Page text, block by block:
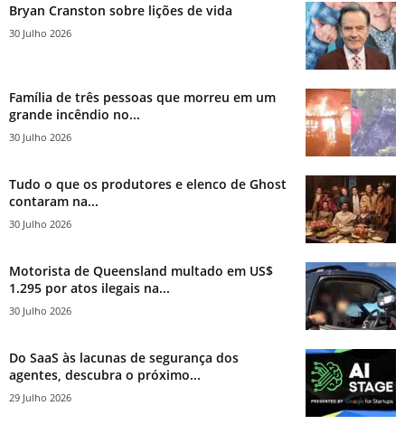
Bryan Cranston sobre lições de vida
30 Julho 2026
Família de três pessoas que morreu em um
grande incêndio no...
30 Julho 2026
Tudo o que os produtores e elenco de Ghost
contaram na...
30 Julho 2026
Motorista de Queensland multado em US$
1.295 por atos ilegais na...
30 Julho 2026
Do SaaS às lacunas de segurança dos
agentes, descubra o próximo...
29 Julho 2026